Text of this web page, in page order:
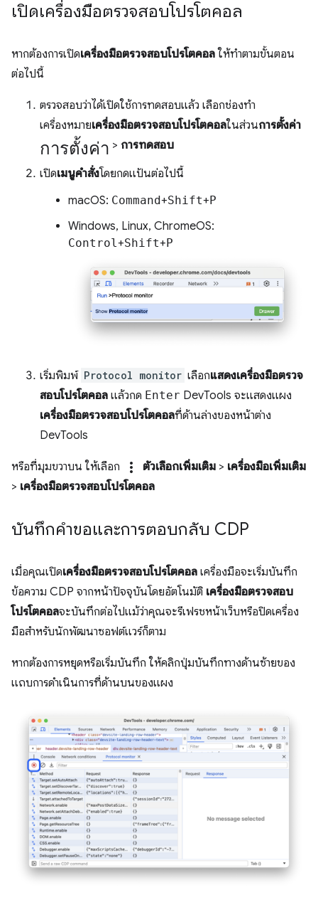
เปิดเครื่องมือตรวจสอบโปรโตคอล
หากต้องการเปิดเครื่องมือตรวจสอบโปรโตคอล ให้ทำตามขั้นตอน
ต่อไปนี้
ตรวจสอบว่าได้เปิดใช้การทดสอบแล้ว เลือกช่องทํา
เครื่องหมายเครื่องมือตรวจสอบโปรโตคอลในส่วนการตั้งค่า
การตั้งค่า > การทดสอบ
เปิดเมนูคำสั่งโดยกดแป้นต่อไปนี้
macOS: Command+Shift+P
Windows, Linux, ChromeOS:
Control+Shift+P
เริ่มพิมพ์ Protocol monitor เลือกแสดงเครื่องมือตรวจ
สอบโปรโตคอล แล้วกด Enter DevTools จะแสดงแผง
เครื่องมือตรวจสอบโปรโตคอลที่ด้านล่างของหน้าต่าง
DevTools
หรือที่มุมขวาบน ให้เลือก more_vert ตัวเลือกเพิ่มเติม > เครื่องมือเพิ่มเติม
> เครื่องมือตรวจสอบโปรโตคอล
บันทึกคำขอและการตอบกลับ CDP
เมื่อคุณเปิดเครื่องมือตรวจสอบโปรโตคอล เครื่องมือจะเริ่มบันทึก
ข้อความ CDP จากหน้าปัจจุบันโดยอัตโนมัติ เครื่องมือตรวจสอบ
โปรโตคอลจะบันทึกต่อไปแม้ว่าคุณจะรีเฟรชหน้าเว็บหรือปิดเครื่อง
มือสำหรับนักพัฒนาซอฟต์แวร์ก็ตาม
หากต้องการหยุดหรือเริ่มบันทึก ให้คลิกปุ่มบันทึกทางด้านซ้ายของ
แถบการดำเนินการที่ด้านบนของแผง